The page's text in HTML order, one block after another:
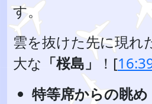
す。
雲を抜けた先に現れ
大な 「桜島」 ！[
特等席からの眺め